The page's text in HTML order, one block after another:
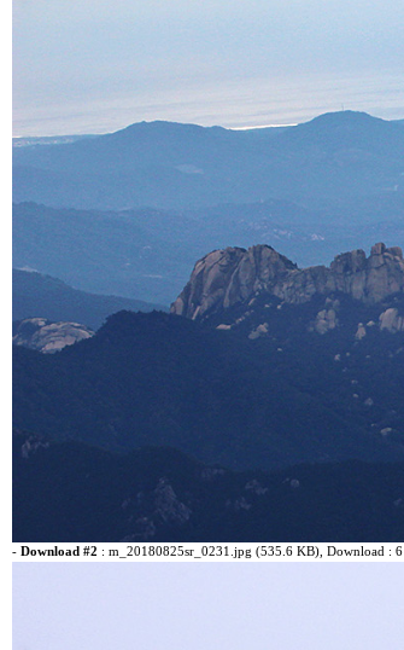
- Download #2 : m_20180825sr_0231.jpg (535.6 KB) , Download : 6